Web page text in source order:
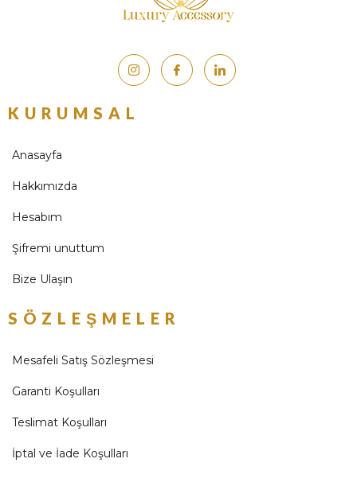
KURUMSAL
Anasayfa
Hakkımızda
Hesabım
Şifremi unuttum
Bize Ulaşın
SÖZLEŞMELER
Mesafeli Satış Sözleşmesi
Garanti Koşulları
Teslimat Koşulları
İptal ve İade Koşulları